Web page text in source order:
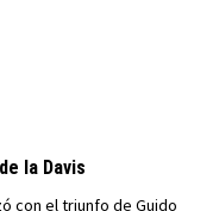
la Davis
con el triunfo de Guido